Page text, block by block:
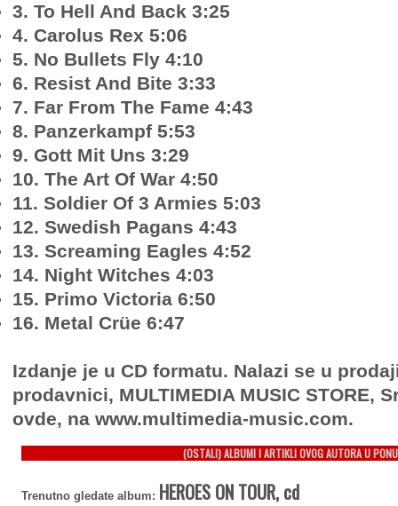
3. To Hell And Back 3:25
4. Carolus Rex 5:06
5. No Bullets Fly 4:10
6. Resist And Bite 3:33
7. Far From The Fame 4:43
8. Panzerkampf 5:53
9. Gott Mit Uns 3:29
10. The Art Of War 4:50
11. Soldier Of 3 Armies 5:03
12. Swedish Pagans 4:43
13. Screaming Eagles 4:52
14. Night Witches 4:03
15. Primo Victoria 6:50
16. Metal Crüe 6:47
Izdanje je u CD formatu. Nalazi se u
prodavnici, MULTIMEDIA MUSIC STORE,
ovde, na www.multimedia-music.com.
(OSTALI) ALBUMI I ARTIKLI OVOG AUTORA U
Trenutno gledate album: HEROES ON TOUR, cd